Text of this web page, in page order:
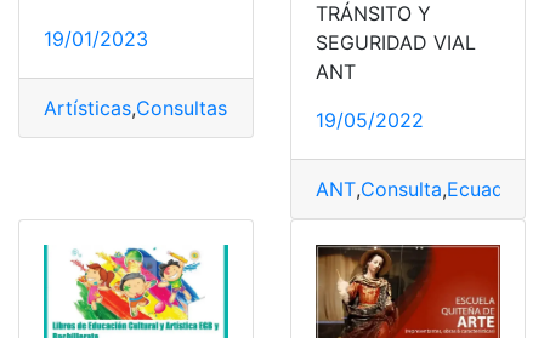
19/01/2023
Artísticas,Consultas Educación Cultural y
TRÁNSITO Y
SEGURIDAD VIAL
ANT
19/05/2022
ANT,Consulta,Ecuador